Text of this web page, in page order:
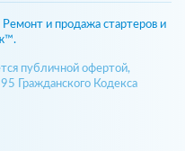
и продажа стартеров и
публичной офертой,
Гражданского Кодекса